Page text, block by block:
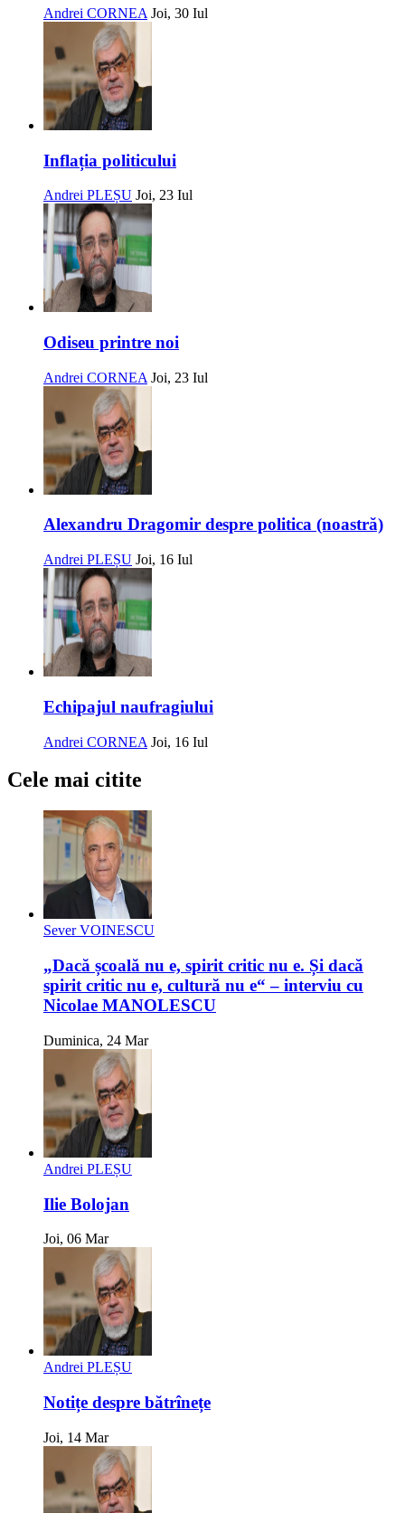
Andrei CORNEA Joi, 30 Iul
Inflația politicului
Andrei PLEȘU Joi, 23 Iul
Odiseu printre noi
Andrei CORNEA Joi, 23 Iul
Alexandru Dragomir despre politica (noastră)
Andrei PLEȘU Joi, 16 Iul
Echipajul naufragiului
Andrei CORNEA Joi, 16 Iul
Cele mai citite
Sever VOINESCU
„Dacă școală nu e, spirit critic nu e. Și dacă
spirit critic nu e, cultură nu e“ – interviu cu
Nicolae MANOLESCU
Duminica, 24 Mar
Andrei PLEȘU
Ilie Bolojan
Joi, 06 Mar
Andrei PLEȘU
Notițe despre bătrînețe
Joi, 14 Mar